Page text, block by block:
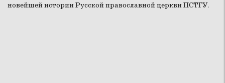
новейшей истории Русской православной церкви ПСТГУ.